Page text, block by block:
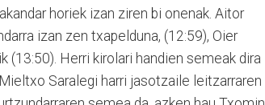
horiek izan ziren bi onenak. Aitor
izan zen txapelduna, (12:59), Oier
(13:50). Herri kirolari handien semeak dira
Saralegi harri jasotzaile leitzarraren